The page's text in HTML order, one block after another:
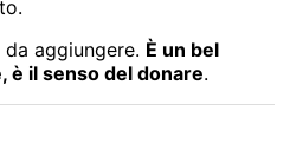
aggiungere. È un bel
è il senso del donare.